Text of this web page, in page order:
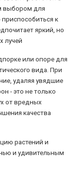
выбором для
к
яркий, но
лучей
или опоре для
вида. При
удаляя увядшие
- это не только
от вредных
качества
растений и
и удивительным